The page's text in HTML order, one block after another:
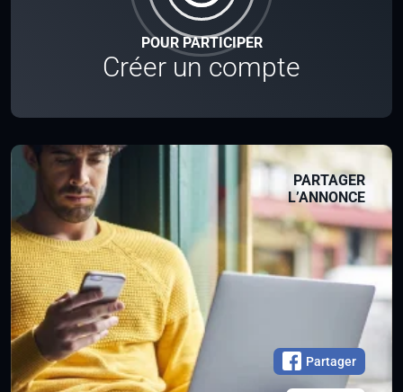
POUR PARTICIPER
Créer un compte
PARTAGER
L’ANNONCE
Partager